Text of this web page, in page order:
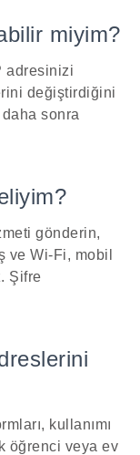
miyim?
adresinizi
değiştirdiğini
sonra
gönderin,
ve Wi-Fi, mobil
Şifre
kullanımı
öğrenci veya ev